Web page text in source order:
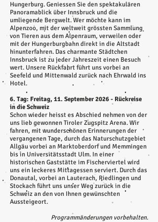
Hungerburg. Geniessen Sie den spektakulären
Panoramablick über Innsbruck und die
umliegende Bergwelt. Wer möchte kann im
Alpenzoo, mit der weltweit grössten Sammlung
von Tieren aus dem Alpenraum, verweilen oder
mit der Hungerburgbahn direkt in die Altstadt
hinunterfahren. Das charmante Städtchen
Innsbruck ist zu jeder Jahreszeit einen Besuch
wert. Unsere Rückfahrt führt uns vorbei an
Seefeld und Mittenwald zurück nach Ehrwald ins
Hotel.
6. Tag: Freitag, 11. September 2026 - Rückreise
in die Schweiz
Schon wieder heisst es Abschied nehmen von der
uns lieb gewonnen Tiroler Zugspitz Arena. Wir
fahren, mit wunderschönen Erinnerungen der
vergangenen Tage, durch das Naturschutzgebiet
Allgäu vorbei an Marktoberdorf und Memmingen
bis in Universitätsstadt Ulm. In einer
historischen Gaststätte im Fischerviertel wird
uns ein leckeres Mittagessen serviert. Durch das
Donautal, vorbei an Lauterach, Riedlingen und
Stockach führt uns unser Weg zurück in die
Schweiz an den von Ihnen gewünschten
Aussteigeort.
Programmänderungen vorbehalten.